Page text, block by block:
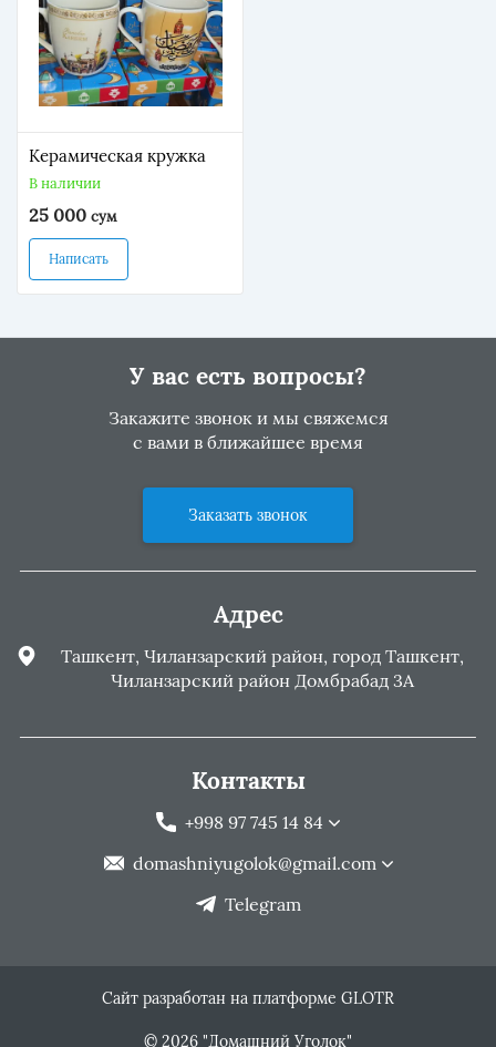
Керамическая кружка
В наличии
25 000 сум
Написать
У вас есть вопросы?
Закажите звонок и мы свяжемся
с вами в ближайшее время
Заказать звонок
Адрес
Ташкент, Чиланзарский район, город Ташкент,
Чиланзарский район Домбрабад 3А
Контакты
+998 97 745 14 84
domashniyugolok@gmail.com
Telegram
Сайт разработан на платформе GLOTR
© 2026 "Домашний Уголок"